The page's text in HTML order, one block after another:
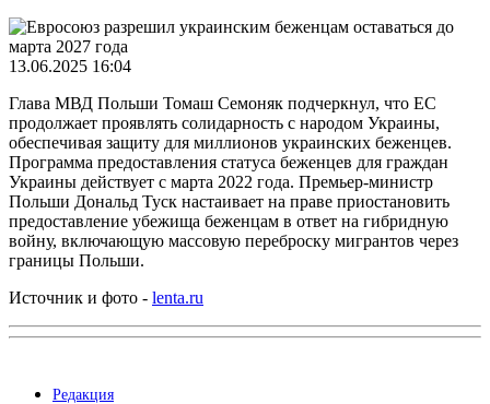
13.06.2025 16:04
Глава МВД Польши Томаш Семоняк подчеркнул, что ЕС
продолжает проявлять солидарность с народом Украины,
обеспечивая защиту для миллионов украинских беженцев.
Программа предоставления статуса беженцев для граждан
Украины действует с марта 2022 года. Премьер-министр
Польши Дональд Туск настаивает на праве приостановить
предоставление убежища беженцам в ответ на гибридную
войну, включающую массовую переброску мигрантов через
границы Польши.
Источник и фото - lenta.ru
Редакция